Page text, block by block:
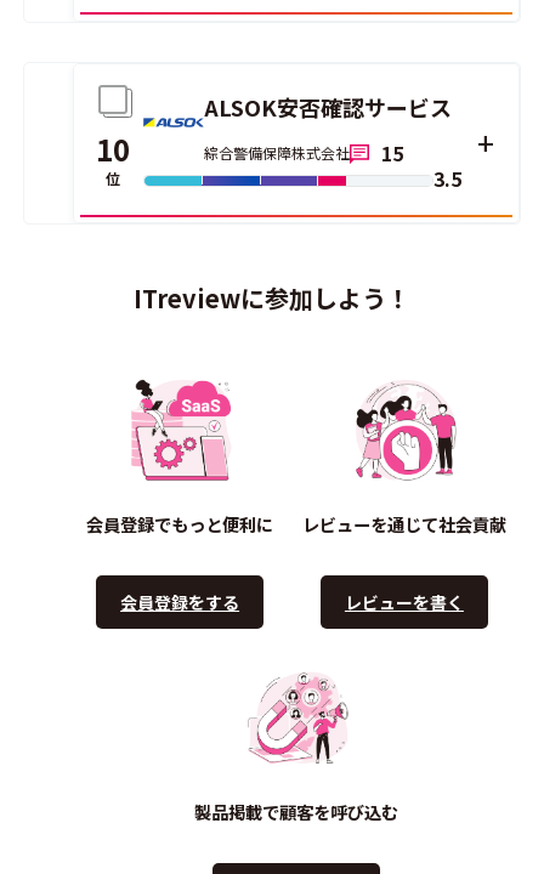
10
位
ALSOK安否確認サービス
綜合警備保障株式会社
15
3.5
ITreviewに参加しよう！
会員登録でもっと便利に
会員登録をする
レビューを通じて社会貢献
レビューを書く
製品掲載で顧客を呼び込む